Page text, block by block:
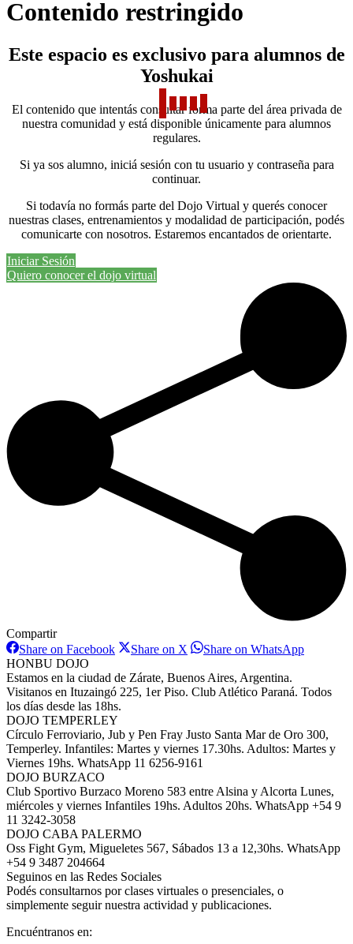
Contenido restringido
Este espacio es exclusivo para alumnos de
Yoshukai
El contenido que intentás consultar forma parte del área privada de
nuestra comunidad y está disponible únicamente para alumnos
regulares.
Si ya sos alumno, iniciá sesión con tu usuario y contraseña para
continuar.
Si todavía no formás parte del Dojo Virtual y querés conocer
nuestras clases, entrenamientos y modalidad de participación, podés
comunicarte con nosotros. Estaremos encantados de orientarte.
Iniciar Sesión
Quiero conocer el dojo virtual
Compartir
Share on FacebookShare
Facebook
Share on X Share
X
Share on WhatsAppShare
HONBU DOJO
Estamos en la ciudad de Zárate, Buenos Aires, Argentina.
Visitanos en Ituzaingó 225, 1er Piso. Club Atlético Paraná. Todos
los días desde las 18hs.
DOJO TEMPERLEY
Círculo Ferroviario, Jub y Pen Fray Justo Santa Mar de Oro 300,
Temperley. Infantiles: Martes y viernes 17.30hs. Adultos: Martes y
Viernes 19hs. WhatsApp 11 6256-9161
DOJO BURZACO
Club Sportivo Burzaco Moreno 583 entre Alsina y Alcorta Lunes,
miércoles y viernes Infantiles 19hs. Adultos 20hs. WhatsApp +54 9
11 3242-3058
DOJO CABA PALERMO
Oss Fight Gym, Migueletes 567, Sábados 13 a 12,30hs. WhatsApp
+54 9 3487 204664
Seguinos en las Redes Sociales
Podés consultarnos por clases virtuales o presenciales, o
simplemente seguir nuestra actividad y publicaciones.
Encuéntranos en: